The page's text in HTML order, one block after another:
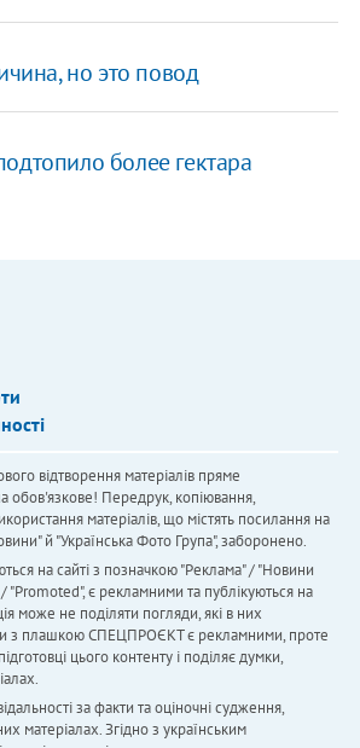
но это повод
более гектара
відтворення матеріалів пряме
обов'язкове! Передрук, копіювання,
матеріалів, що містять посилання на
й "Українська Фото Група", заборонено.
на сайті з позначкою "Реклама" / "Новини
"Promoted", є рекламними та публікуються на
може не поділяти погляди, які в них
з плашкою СПЕЦПРОЄКТ є рекламними, проте
цього контенту і поділяє думки,
за факти та оціночні судження,
матеріалах. Згідно з українським